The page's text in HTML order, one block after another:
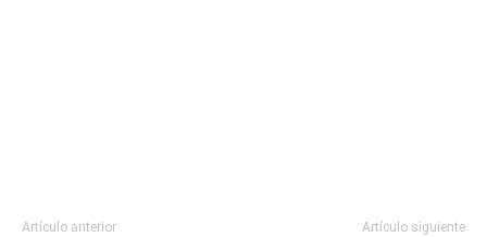
Artículo anterior Artículo siguiente